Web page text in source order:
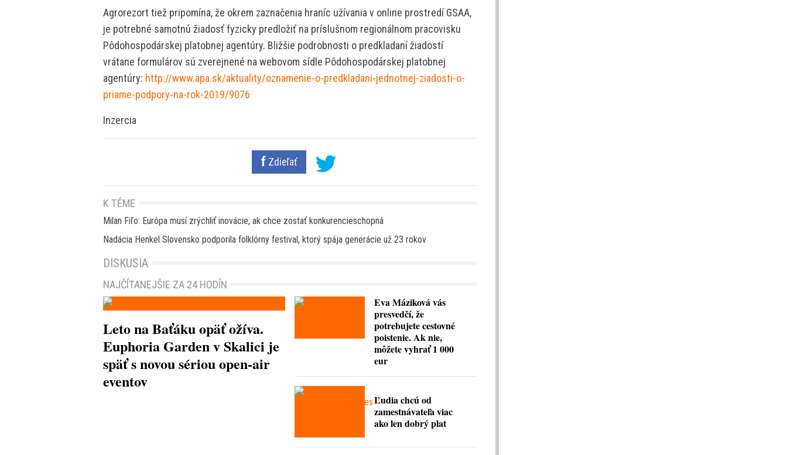
Agrorezort tiež pripomína, že okrem zaznačenia hraníc užívania v online prostredí GSAA,
je potrebné samotnú žiadosť fyzicky predložiť na príslušnom regionálnom pracovisku
Pôdohospodárskej platobnej agentúry. Bližšie podrobnosti o predkladaní žiadostí
vrátane formulárov sú zverejnené na webovom sídle Pôdohospodárskej platobnej
agentúry: http://www.apa.sk/aktuality/oznamenie-o-predkladani-jednotnej-ziadosti-o-
priame-podpory-na-rok-2019/9076
Inzercia
Zdieľať
K TÉME
Milan Fiľo: Európa musí zrýchliť inovácie, ak chce zostať konkurencieschopná
Nadácia Henkel Slovensko podporila folklórny festival, ktorý spája generácie už 23 rokov
DISKUSIA
NAJČÍTANEJŠIE ZA 24 HODÍN
Leto na Baťáku opäť ožíva.
Euphoria Garden v Skalici je
späť s novou sériou open-air
eventov
Eva Máziková vás
presvedčí, že
potrebujete cestovné
poistenie. Ak nie,
môžete vyhrať 1 000
eur
Ľudia chcú od
zamestnávateľa viac
ako len dobrý plat